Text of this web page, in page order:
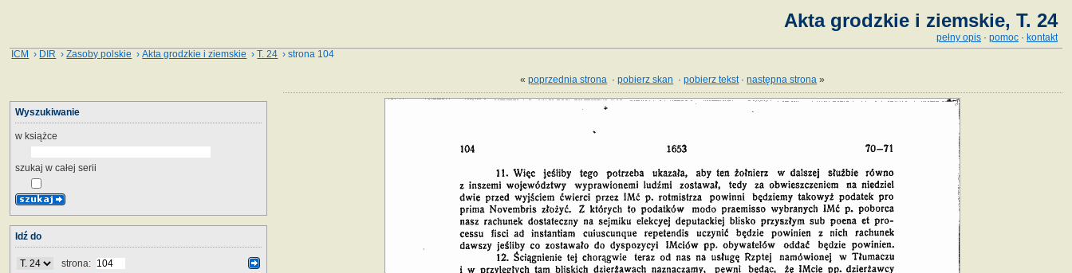
Akta grodzkie i ziemskie, T. 24
pełny opis · pomoc · kontakt
ICM › DIR ›Zasoby polskie ›Akta grodzkie i ziemskie ›T. 24 › strona 104
«poprzednia strona ·pobierz skan ·pobierz tekst·następna strona »
Wyszukiwanie
w książce
szukaj w całej serii
Idź do
strona: